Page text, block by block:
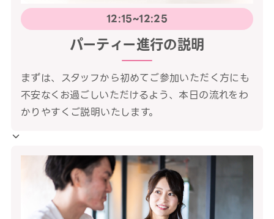
12:15~12:25
パーティー進行の説明
まずは、スタッフから初めてご参加いただく方にも
不安なくお過ごしいただけるよう、本日の流れをわ
かりやすくご説明いたします。